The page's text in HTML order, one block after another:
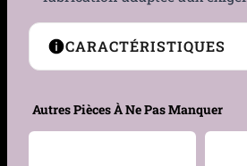
CARACTÉRISTIQUES
Type de boucles
Autres Pièces À Ne Pas Manquer